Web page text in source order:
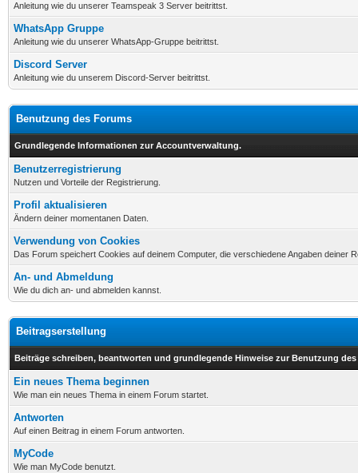
Anleitung wie du unserer Teamspeak 3 Server beitrittst.
WhatsApp Gruppe
Anleitung wie du unserer WhatsApp-Gruppe beitrittst.
Discord Server
Anleitung wie du unserem Discord-Server beitrittst.
Benutzung des Forums
Grundlegende Informationen zur Accountverwaltung.
Benutzerregistrierung
Nutzen und Vorteile der Registrierung.
Profil aktualisieren
Ändern deiner momentanen Daten.
Verwendung von Cookies
Das Forum speichert Cookies auf deinem Computer, die verschiedene Angaben deiner
An- und Abmeldung
Wie du dich an- und abmelden kannst.
Beitragserstellung
Beiträge schreiben, beantworten und grundlegende Hinweise zur Benutzung
Ein neues Thema beginnen
Wie man ein neues Thema in einem Forum startet.
Antworten
Auf einen Beitrag in einem Forum antworten.
MyCode
Wie man MyCode benutzt.